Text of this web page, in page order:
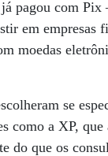
pagou com Pix
em empresas
moedas
se
como a XP,
do que os